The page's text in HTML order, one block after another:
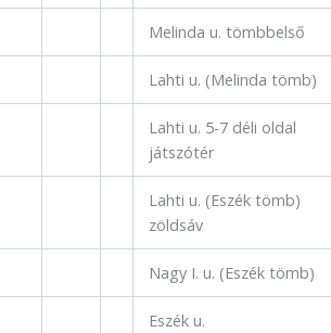
Melinda u. tömbbelső
Lahti u. (Melinda tömb)
Lahti u. 5-7 déli oldal
játszótér
Lahti u. (Eszék tömb)
zöldsáv
Nagy I. u. (Eszék tömb)
Eszék u.